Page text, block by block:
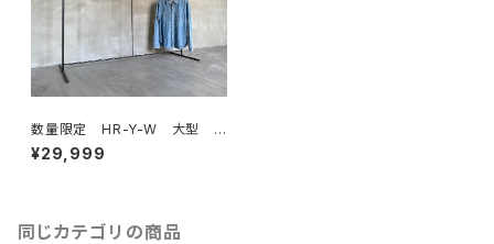
数量限定 HR-Y-W 大型
大きなハンガーラック アイア
ン シンプル インダストリア
¥29,999
同じカテゴリの商品